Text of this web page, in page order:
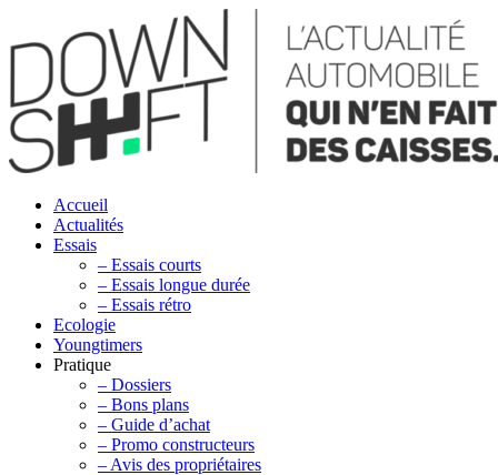
Accueil
Actualités
Essais
– Essais courts
– Essais longue durée
– Essais rétro
Ecologie
Youngtimers
Pratique
– Dossiers
– Bons plans
– Guide d’achat
– Promo constructeurs
– Avis des propriétaires